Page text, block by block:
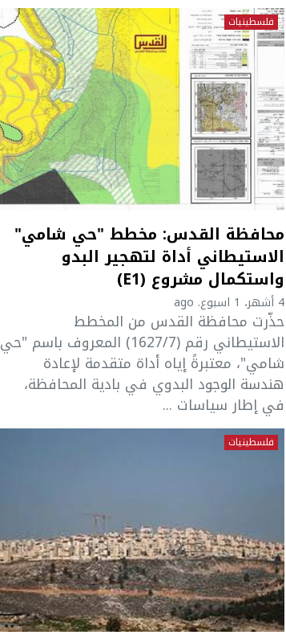
فلسطينيات
محافظة القدس: مخطط "حي شامي"
الاستيطاني أداة لتهجير البدو
واستكمال مشروع (E1)
4 أشهر، 1 اسبوع. ago
حذّرت محافظة القدس من المخطط
الاستيطاني رقم (1627/7) المعروف باسم "حي
شامي"، معتبرةً إياه أداة متقدمة لإعادة
هندسة الوجود البدوي في بادية المحافظة،
في إطار سياسات ...
فلسطينيات